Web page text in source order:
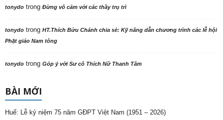
tonydo trong Đừng vô cảm với các thầy trụ trì
tonydo trong HT.Thích Bửu Chánh chia sẻ: Kỹ năng dẫn chương trình các lễ hội
Phật giáo Nam tông
tonydo trong Góp ý với Sư cô Thích Nữ Thanh Tâm
BÀI MỚI
Huế: Lễ kỷ niệm 75 năm GĐPT Việt Nam (1951 – 2026)